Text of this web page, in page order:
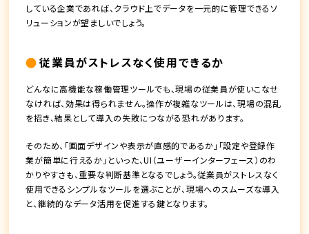
している企業であれば、クラウド上でデータを一元的に管理できるソ
リューションが望ましいでしょう。
従業員がストレスなく使用できるか
どんなに高機能な稼働管理ツールでも、現場の従業員が使いこなせ
なければ、効果は得られません。操作が複雑なツールは、現場の混乱
を招き、結果として導入の失敗につながる恐れがあります。
そのため、「画面デザインや表示が直感的であるか」「設定や登録作
業が簡単に行えるか」といった、UI（ユーザーインターフェース）のわ
かりやすさも、重要な判断基準となるでしょう。従業員がストレスなく
使用できるシンプルなツールを選ぶことが、現場へのスムーズな導入
と、継続的なデータ活用を促進する鍵となります。